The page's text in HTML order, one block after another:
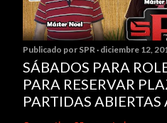
Publicado por SPR diciembre 12,
SÁBADOS PARA
PARA RESERVAR
PARTIDAS